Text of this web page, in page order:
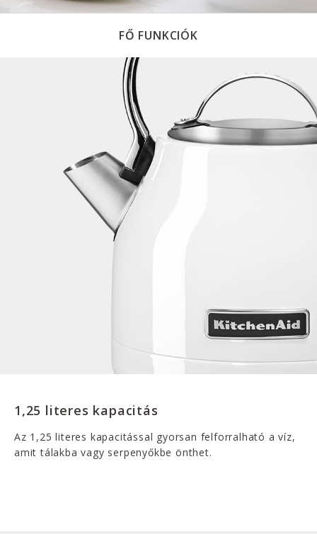
FŐ FUNKCIÓK
1,25 literes kapacitás
Az 1,25 literes kapacitással gyorsan felforralható a víz,
amit tálakba vagy serpenyőkbe önthet.